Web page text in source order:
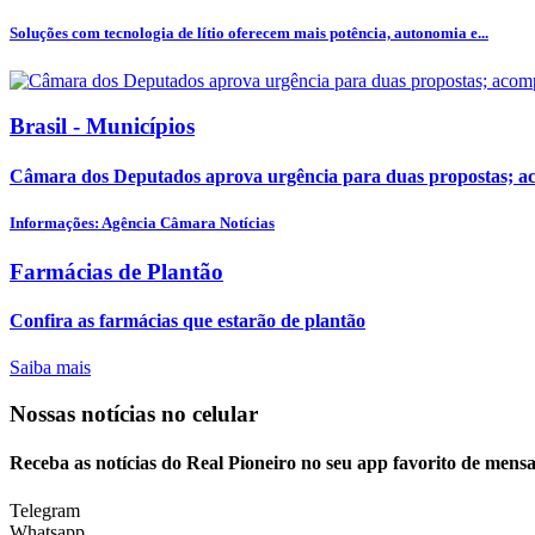
Soluções com tecnologia de lítio oferecem mais potência, autonomia e...
Brasil - Municípios
Câmara dos Deputados aprova urgência para duas propostas;
Informações: Agência Câmara Notícias
Farmácias de Plantão
Confira as farmácias que estarão de plantão
Saiba mais
Nossas notícias no celular
Receba as notícias do Real Pioneiro no seu app favorito de
Telegram